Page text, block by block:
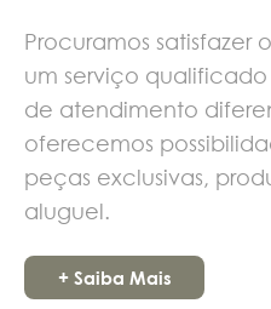
Procuramos
um serviço
de atendimento
oferecemos
peças exclusivas,
aluguel.
+ Saiba Mais